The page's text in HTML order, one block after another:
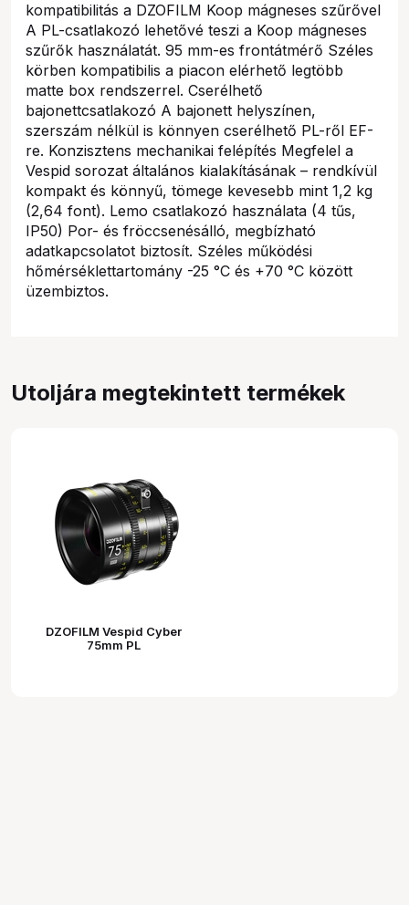
kompatibilitás a DZOFILM Koop mágneses szűrővel
A PL-csatlakozó lehetővé teszi a Koop mágneses
szűrők használatát. 95 mm-es frontátmérő Széles
körben kompatibilis a piacon elérhető legtöbb
matte box rendszerrel. Cserélhető
bajonettcsatlakozó A bajonett helyszínen,
szerszám nélkül is könnyen cserélhető PL-ről EF-
re. Konzisztens mechanikai felépítés Megfelel a
Vespid sorozat általános kialakításának – rendkívül
kompakt és könnyű, tömege kevesebb mint 1,2 kg
(2,64 font). Lemo csatlakozó használata (4 tűs,
IP50) Por- és fröccsenésálló, megbízható
adatkapcsolatot biztosít. Széles működési
hőmérséklettartomány -25 °C és +70 °C között
üzembiztos.
Utoljára megtekintett termékek
DZOFILM Vespid Cyber
75mm PL